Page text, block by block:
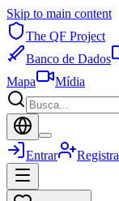
Skip to main content
The QF Project
Banco de Dados
Mapa
Mídia
Entrar